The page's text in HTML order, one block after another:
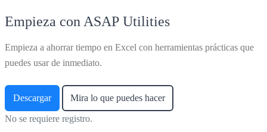
Empieza con ASAP Utilities
Empieza a ahorrar tiempo en Excel con herramientas prácticas que
puedes usar de inmediato.
Descargar Mira lo que puedes hacer
No se requiere registro.